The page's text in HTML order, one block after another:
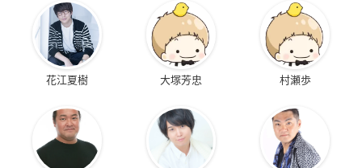
花江夏樹 大塚芳忠 村瀬歩